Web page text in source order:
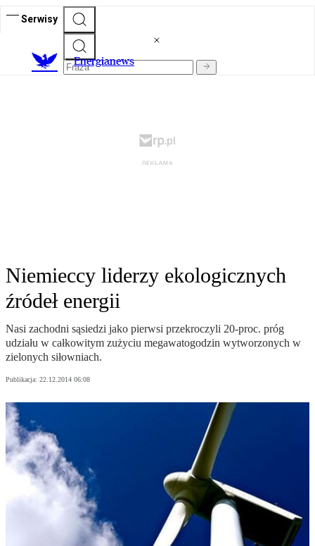
Serwisy
Energianews
Niemieccy liderzy ekologicznych
źródeł energii
Nasi zachodni sąsiedzi jako pierwsi przekroczyli 20-proc. próg
udziału w całkowitym zużyciu megawatogodzin wytworzonych w
zielonych siłowniach.
Publikacja: 22.12.2014 06:08